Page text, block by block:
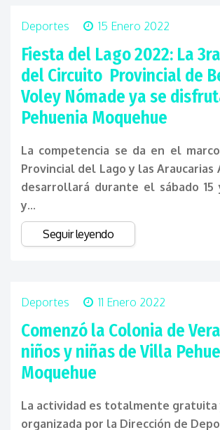
Deportes 15 Enero 2022
Fiesta del Lago 2022: La
del Circuito Provincial de
Voley Nómade ya se
Pehuenia Moquehue
La competencia se da en el
Provincial del Lago y las Araucarias
desarrollará durante el sábado 15
y...
Seguir leyendo
Deportes 11 Enero 2022
Comenzó la Colonia de
niños y niñas de Villa
Moquehue
La actividad es totalmente gratuita
organizada por la Dirección de